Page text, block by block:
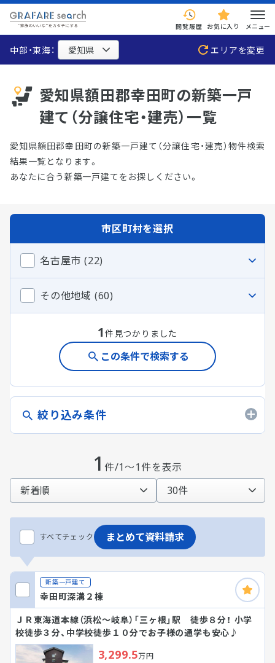
閲覧履歴 お気に入り メニュー
中部・東海： エリアを変更
愛知県額田郡幸田町の新築一戸
建て（分譲住宅・建売）一覧
愛知県額田郡幸田町の新築一戸建て（分譲住宅・建売）物件検索
結果一覧となります。
あなたに合う新築一戸建てをお探しください。
1 件/1～1件を表示
すべてチェック まとめて資料請求
新築一戸建て
幸田町深溝２棟
ＪＲ東海道本線（浜松～岐阜）「三ヶ根」駅 徒歩８分！ 小学
校徒歩３分、中学校徒歩１０分でお子様の通学も安心♪
3,299.5万円
市区町村を選択
名古屋市 (22)
その他地域 (60)
1 件見つかりました
この条件で検索する
絞り込み条件